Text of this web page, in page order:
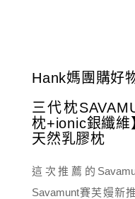
Hank媽團購好
三代枕
枕+ionic銀纖
天然乳膠枕
這次推薦的
Savamunt賽芙嫚新